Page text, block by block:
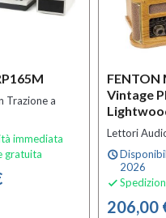
Trazione a
immediata
gratuita
FENTON
Vintage
Lettori
schedule
2026

206,00